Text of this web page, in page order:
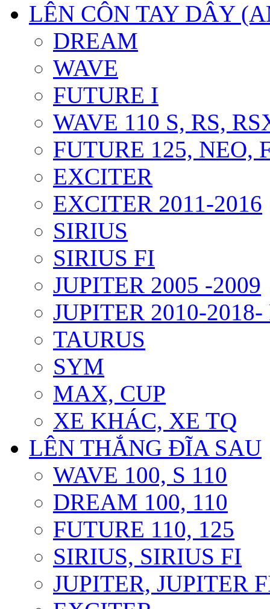
LÊN CÔN TAY DÂY
DREAM
WAVE
FUTURE I
WAVE 110 S, RS,
FUTURE 125, NEO,
EXCITER
EXCITER 2011-2016
SIRIUS
SIRIUS FI
JUPITER 2005 -2009
JUPITER 2010-2018-
TAURUS
SYM
MAX, CUP
XE KHÁC, XE TQ
LÊN THẮNG ĐĨA SAU
WAVE 100, S 110
DREAM 100, 110
FUTURE 110, 125
SIRIUS, SIRIUS FI
JUPITER, JUPITER